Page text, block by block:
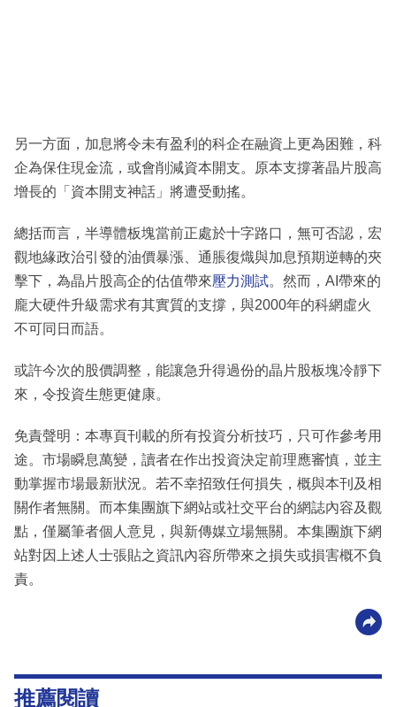
另一方面，加息將令未有盈利的科企在融資上更為困難，科
企為保住現金流，或會削減資本開支。原本支撐著晶片股高
增長的「資本開支神話」將遭受動搖。
總括而言，半導體板塊當前正處於十字路口，無可否認，宏
觀地緣政治引發的油價暴漲、通脹復熾與加息預期逆轉的夾
擊下，為晶片股高企的估值帶來壓力測試。然而，AI帶來的
龐大硬件升級需求有其實質的支撐，與2000年的科網虛火
不可同日而語。
或許今次的股價調整，能讓急升得過份的晶片股板塊冷靜下
來，令投資生態更健康。
免責聲明：本專頁刊載的所有投資分析技巧，只可作參考用
途。市場瞬息萬變，讀者在作出投資決定前理應審慎，並主
動掌握市場最新狀況。若不幸招致任何損失，概與本刊及相
關作者無關。而本集團旗下網站或社交平台的網誌內容及觀
點，僅屬筆者個人意見，與新傳媒立場無關。本集團旗下網
站對因上述人士張貼之資訊內容所帶來之損失或損害概不負
責。
推薦閱讀